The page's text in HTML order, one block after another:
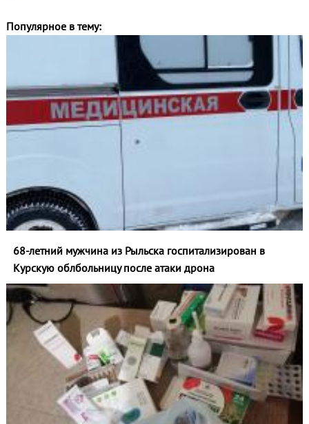
Популярное в тему:
68-летний мужчина из Рыльска госпитализирован в
Курскую облбольницу после атаки дрона